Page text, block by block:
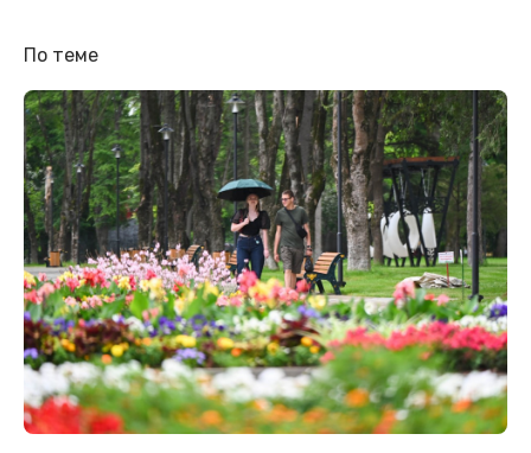
По теме